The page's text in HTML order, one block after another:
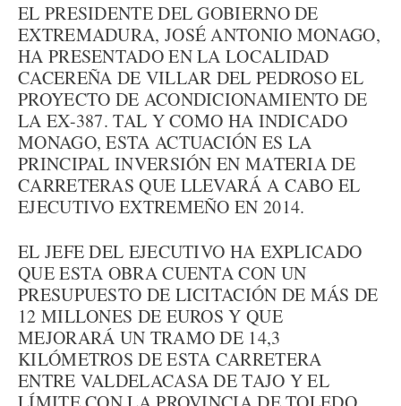
EL PRESIDENTE DEL GOBIERNO DE
EXTREMADURA, JOSÉ ANTONIO MONAGO,
HA PRESENTADO EN LA LOCALIDAD
CACEREÑA DE VILLAR DEL PEDROSO EL
PROYECTO DE ACONDICIONAMIENTO DE
LA EX-387. TAL Y COMO HA INDICADO
MONAGO, ESTA ACTUACIÓN ES LA
PRINCIPAL INVERSIÓN EN MATERIA DE
CARRETERAS QUE LLEVARÁ A CABO EL
EJECUTIVO EXTREMEÑO EN 2014.
EL JEFE DEL EJECUTIVO HA EXPLICADO
QUE ESTA OBRA CUENTA CON UN
PRESUPUESTO DE LICITACIÓN DE MÁS DE
12 MILLONES DE EUROS Y QUE
MEJORARÁ UN TRAMO DE 14,3
KILÓMETROS DE ESTA CARRETERA
ENTRE VALDELACASA DE TAJO Y EL